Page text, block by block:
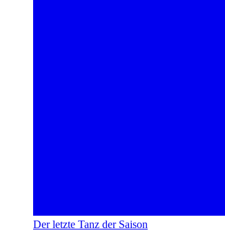
Der letzte Tanz der Saison